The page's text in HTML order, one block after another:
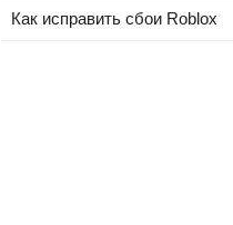
Как исправить сбои Roblox